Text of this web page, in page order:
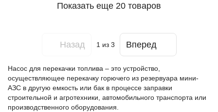
Показать еще 20 товаров
Назад 1из 3 Вперед
Насос для перекачки топлива – это устройство,
осуществляющее перекачку горючего из резервуара мини-
АЗС в другую емкость или бак в процессе заправки
строительной и агротехники, автомобильного транспорта или
производственного оборудования.